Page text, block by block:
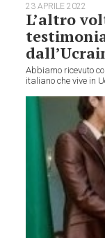
23 APRILE 2022
L’altro
Abbiamo ricevuto
italiano che vive in